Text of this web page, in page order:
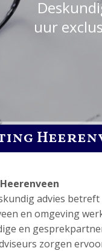
uur
advies
en omgeving
en
zorgen